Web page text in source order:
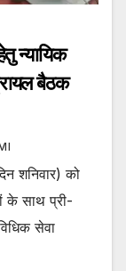
न्यायिक
बैठक
शनिवार) को
के साथ प्री-
सेवा